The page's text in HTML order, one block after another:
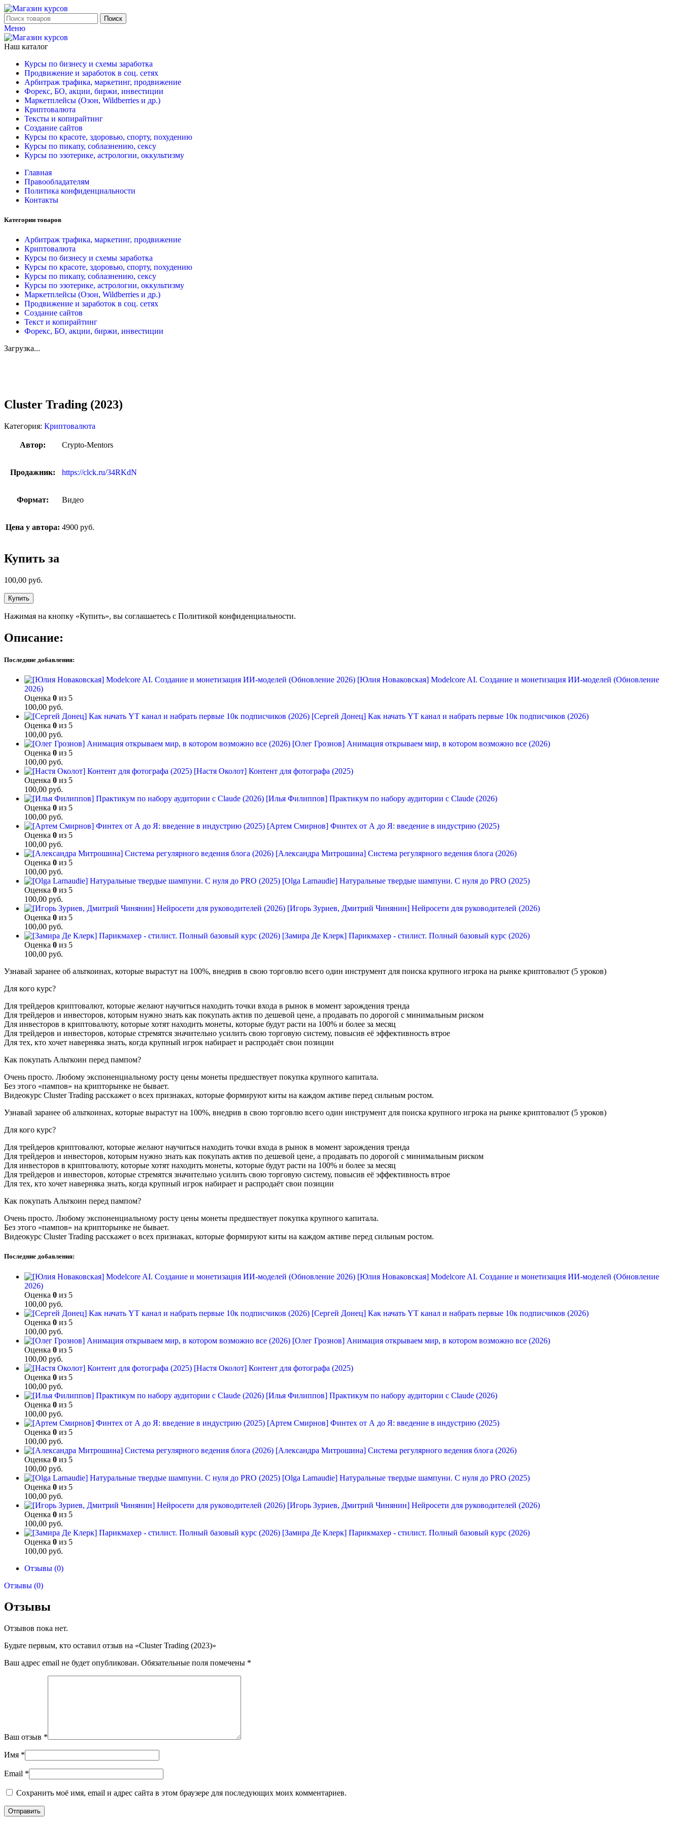
Поиск
Меню
Наш каталог
Курсы по бизнесу и схемы заработка
Продвижение и заработок в соц. сетях
Арбитраж трафика, маркетинг, продвижение
Форекс, БО, акции, биржи, инвестиции
Маркетплейсы (Озон, Wildberries и др.)
Криптовалюта
Тексты и копирайтинг
Создание сайтов
Курсы по красоте, здоровью, спорту, похудению
Курсы по пикапу, соблазнению, сексу
Курсы по эзотерике, астрологии, оккультизму
Главная
Правообладателям
Политика конфиденциальности
Контакты
Категории товаров
Арбитраж трафика, маркетинг, продвижение
Криптовалюта
Курсы по бизнесу и схемы заработка
Курсы по красоте, здоровью, спорту, похудению
Курсы по пикапу, соблазнению, сексу
Курсы по эзотерике, астрологии, оккультизму
Маркетплейсы (Озон, Wildberries и др.)
Продвижение и заработок в соц. сетях
Создание сайтов
Текст и копирайтинг
Форекс, БО, акции, биржи, инвестиции
Загрузка...
Cluster Trading (2023)
Категория: Криптовалюта
Автор: Crypto-Mentors
Продажник: https://clck.ru/34RKdN
Формат: Видео
Цена у автора: 4900 руб.
Купить за
100,00 руб.
Купить
Нажимая на кнопку «Купить», вы соглашаетесь с Политикой конфиденциальности.
Описание:
Последние добавления:
[Юлия Новаковская] Modelcore AI. Создание и монетизация ИИ-моделей (Обновление
2026)
Оценка 0 из 5
100,00 руб.
[Сергей Донец] Как начать YT канал и набрать первые 10к подписчиков (2026)
Оценка 0 из 5
100,00 руб.
[Олег Грознов] Анимация открываем мир, в котором возможно все (2026)
Оценка 0 из 5
100,00 руб.
[Настя Околот] Контент для фотографа (2025)
Оценка 0 из 5
100,00 руб.
[Илья Филиппов] Практикум по набору аудитории с Claude (2026)
Оценка 0 из 5
100,00 руб.
[Артем Смирнов] Финтех от А до Я: введение в индустрию (2025)
Оценка 0 из 5
100,00 руб.
[Александра Митрошина] Система регулярного ведения блога (2026)
Оценка 0 из 5
100,00 руб.
[Olga Larnaudie] Натуральные твердые шампуни. С нуля до PRO (2025)
Оценка 0 из 5
100,00 руб.
[Игорь Зуриев, Дмитрий Чинянин] Нейросети для руководителей (2026)
Оценка 0 из 5
100,00 руб.
[Замира Де Клерк] Парикмахер - стилист. Полный базовый курс (2026)
Оценка 0 из 5
100,00 руб.
Узнавай заранее об альткоинах, которые вырастут на 100%, внедрив в свою торговлю всего один инструмент для поиска крупного игрока на рынке криптовалют (5 уроков)
Для кого курс?
Для трейдеров криптовалют, которые желают научиться находить точки входа в рынок в момент зарождения тренда
Для трейдеров и инвесторов, которым нужно знать как покупать актив по дешевой цене, а продавать по дорогой с минимальным риском
Для инвесторов в криптовалюту, которые хотят находить монеты, которые будут расти на 100% и более за месяц
Для трейдеров и инвесторов, которые стремятся значительно усилить свою торговую систему, повысив её эффективность втрое
Для тех, кто хочет наверняка знать, когда крупный игрок набирает и распродаёт свои позиции
Как покупать Альткоин перед пампом?
Очень просто. Любому экспоненциальному росту цены монеты предшествует покупка крупного капитала.
Без этого «пампов» на крипторынке не бывает.
Видеокурс Cluster Trading расскажет о всех признаках, которые формируют киты на каждом активе перед сильным ростом.
Узнавай заранее об альткоинах, которые вырастут на 100%, внедрив в свою торговлю всего один инструмент для поиска крупного игрока на рынке криптовалют (5 уроков)
Для кого курс?
Для трейдеров криптовалют, которые желают научиться находить точки входа в рынок в момент зарождения тренда
Для трейдеров и инвесторов, которым нужно знать как покупать актив по дешевой цене, а продавать по дорогой с минимальным риском
Для инвесторов в криптовалюту, которые хотят находить монеты, которые будут расти на 100% и более за месяц
Для трейдеров и инвесторов, которые стремятся значительно усилить свою торговую систему, повысив её эффективность втрое
Для тех, кто хочет наверняка знать, когда крупный игрок набирает и распродаёт свои позиции
Как покупать Альткоин перед пампом?
Очень просто. Любому экспоненциальному росту цены монеты предшествует покупка крупного капитала.
Без этого «пампов» на крипторынке не бывает.
Видеокурс Cluster Trading расскажет о всех признаках, которые формируют киты на каждом активе перед сильным ростом.
Последние добавления:
[Юлия Новаковская] Modelcore AI. Создание и монетизация ИИ-моделей (Обновление
2026)
Оценка 0 из 5
100,00 руб.
[Сергей Донец] Как начать YT канал и набрать первые 10к подписчиков (2026)
Оценка 0 из 5
100,00 руб.
[Олег Грознов] Анимация открываем мир, в котором возможно все (2026)
Оценка 0 из 5
100,00 руб.
[Настя Околот] Контент для фотографа (2025)
Оценка 0 из 5
100,00 руб.
[Илья Филиппов] Практикум по набору аудитории с Claude (2026)
Оценка 0 из 5
100,00 руб.
[Артем Смирнов] Финтех от А до Я: введение в индустрию (2025)
Оценка 0 из 5
100,00 руб.
[Александра Митрошина] Система регулярного ведения блога (2026)
Оценка 0 из 5
100,00 руб.
[Olga Larnaudie] Натуральные твердые шампуни. С нуля до PRO (2025)
Оценка 0 из 5
100,00 руб.
[Игорь Зуриев, Дмитрий Чинянин] Нейросети для руководителей (2026)
Оценка 0 из 5
100,00 руб.
[Замира Де Клерк] Парикмахер - стилист. Полный базовый курс (2026)
Оценка 0 из 5
100,00 руб.
Отзывы (0)
Отзывы (0)
Отзывы
Отзывов пока нет.
Будьте первым, кто оставил отзыв на «Cluster Trading (2023)»
Ваш адрес email не будет опубликован. Обязательные поля помечены *
Ваш отзыв *
Имя *
Email *
Сохранить моё имя, email и адрес сайта в этом браузере для последующих моих комментариев.